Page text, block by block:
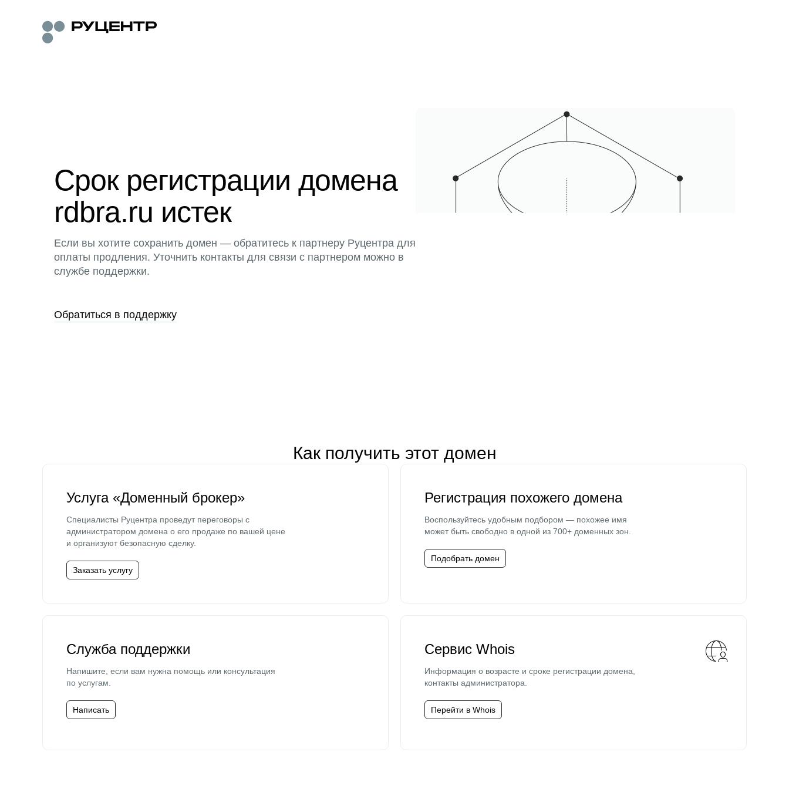
Срок регистрации домена
rdbra.ru истек
Если вы хотите сохранить домен — обратитесь к партнеру Руцентра для
оплаты продления. Уточнить контакты для связи с партнером можно в
службе поддержки.
Обратиться в поддержку
Как получить этот домен
Услуга «Доменный брокер»
Специалисты Руцентра проведут переговоры с
администратором домена о его продаже по вашей цене
и организуют безопасную сделку.
Заказать услугу
Регистрация похожего домена
Воспользуйтесь удобным подбором — похожее имя
может быть свободно в одной из 700+ доменных зон.
Подобрать домен
Служба поддержки
Напишите, если вам нужна помощь или консультация
по услугам.
Написать
Сервис Whois
Информация о возрасте и сроке регистрации домена,
контакты администратора.
Перейти в Whois